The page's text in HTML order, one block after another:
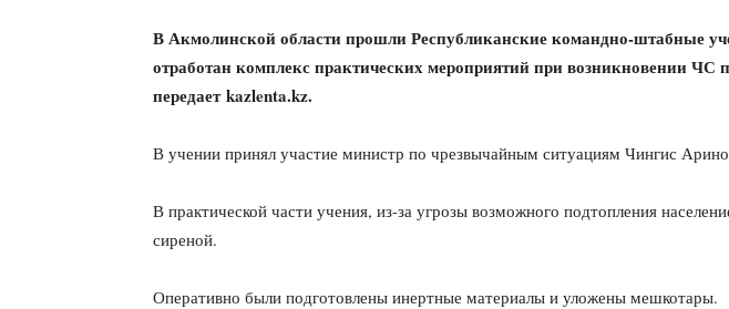
В Акмолинской области прошли Республиканские командно-штабные
отработан комплекс практических мероприятий при возникновении ЧС
передаетkazlenta.kz.
В учении принял участие министр по чрезвычайным ситуациям Чингис
В практической части учения, из-за угрозы возможного подтопления
сиреной.
Оперативно были подготовлены инертные материалы и уложены мешкотары.